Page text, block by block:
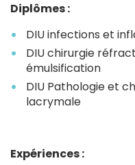
Diplômes :
DIU infections et
DIU chirurgie
émulsification
DIU Pathologie et
lacrymale
Expériences :